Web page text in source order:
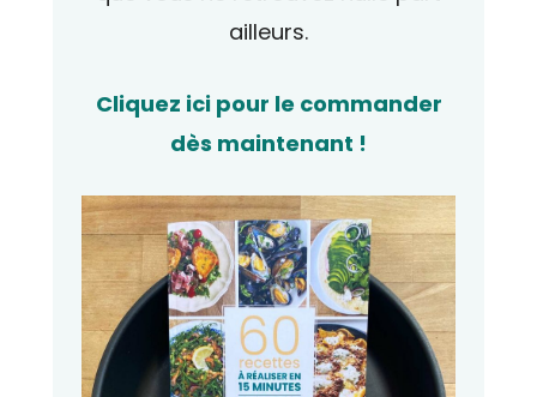
ailleurs.
Cliquez ici pour le commander
dès maintenant !